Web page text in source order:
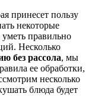
принесет пользу
некоторые
правильно
Несколько
без рассола, мы
ее обработки,
несколько
блюда будет